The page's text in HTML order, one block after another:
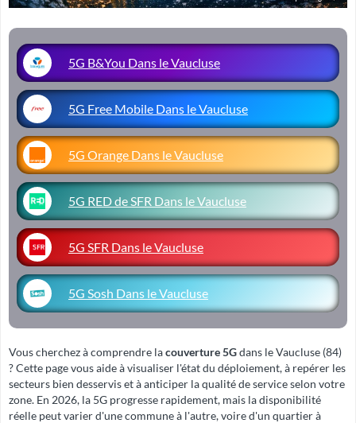
5G B&You Dans le Vaucluse
5G Free Mobile Dans le Vaucluse
5G Orange Dans le Vaucluse
5G RED de SFR Dans le Vaucluse
5G SFR Dans le Vaucluse
5G Sosh Dans le Vaucluse
Vous cherchez à comprendre lacouverture 5Gdans le Vaucluse (84)
? Cette page vous aide à visualiser l'état du déploiement, à repérer les
secteurs bien desservis et à anticiper la qualité de service selon votre
zone. En 2026, la 5G progresse rapidement, mais la disponibilité
réelle peut varier d'une commune à l'autre, voire d'un quartier à